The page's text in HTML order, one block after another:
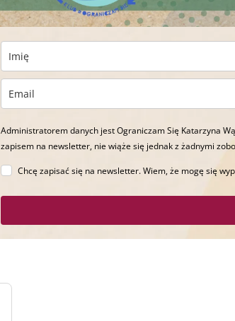
Administratorem danych jest Ograniczam Się Katarzyna
zapisem na newsletter, nie wiąże się jednak z żadnymi
Chcę zapisać się na newsletter. Wiem, że mogę się